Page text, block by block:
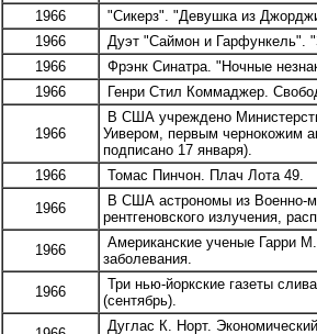
1966
"Сикерз". "Девушка из
1966
Дуэт "Саймон и Гарфункель".
1966
Фрэнк Синатра. "Ночные
1966
Генри Стил Коммаджер.
1966
В США учреждено
Уивером, первым чернокожим
подписано 17 января).
1966
Томас Пинчон. Плач Лота 49.
1966
В США астрономы из Военно-
рентгеновского излучения,
1966
Американские ученые Гарри
заболевания.
1966
Три нью-йоркские газеты
(сентябрь).
Дуглас К. Норт.